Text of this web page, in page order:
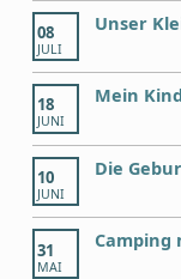
08
JULI
Unser
18
JUNI
Mein
10
JUNI
Die
31
MAI
Camping